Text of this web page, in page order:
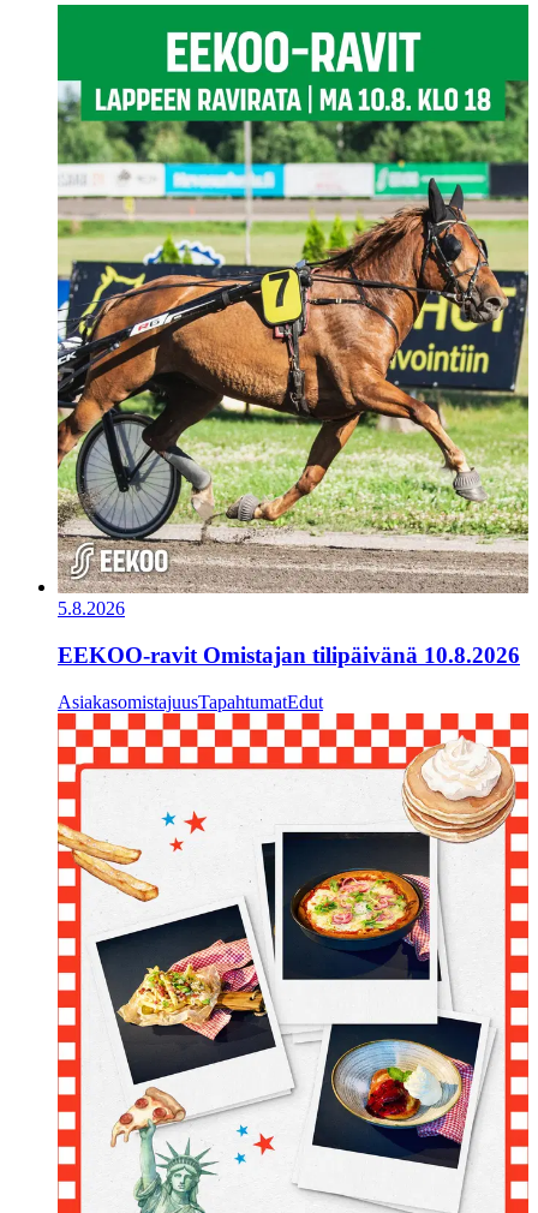
5.8.2026
EEKOO-ravit Omistajan tilipäivänä 10.8.2026
AsiakasomistajuusTapahtumatEdut